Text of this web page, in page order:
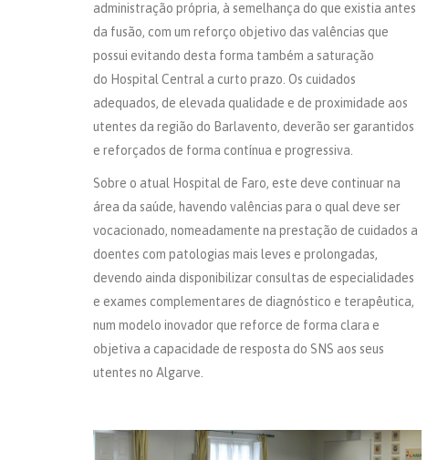
administração própria, à semelhança do que existia antes
da fusão, com um reforço objetivo das valências que
possui evitando desta forma também a saturação
do Hospital Central a curto prazo. Os cuidados
adequados, de elevada qualidade e de proximidade aos
utentes da região do Barlavento, deverão ser garantidos
e reforçados de forma contínua e progressiva.
Sobre o atual Hospital de Faro, este deve continuar na
área da saúde, havendo valências para o qual deve ser
vocacionado, nomeadamente na prestação de cuidados a
doentes com patologias mais leves e prolongadas,
devendo ainda disponibilizar consultas de especialidades
e exames complementares de diagnóstico e terapêutica,
num modelo inovador que reforce de forma clara e
objetiva a capacidade de resposta do SNS aos seus
utentes no Algarve.